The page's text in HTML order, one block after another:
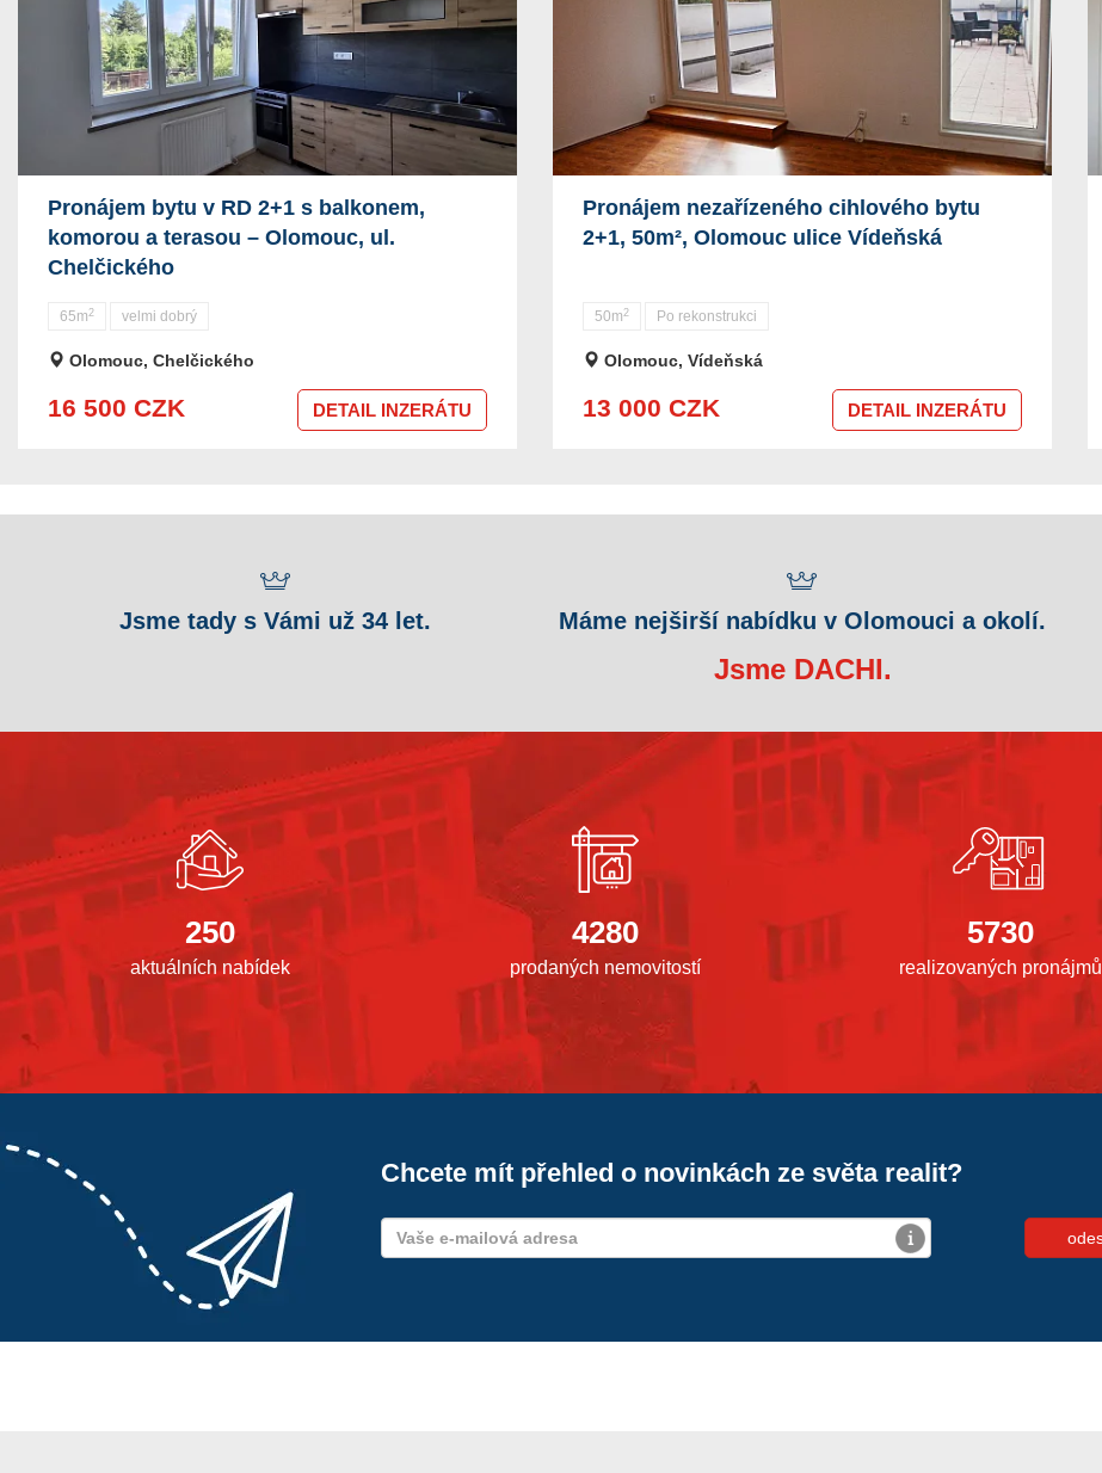
Pronájem bytu v RD 2+1 s balkonem,
komorou a terasou – Olomouc, ul.
Chelčického
65m 2 velmi dobrý
Olomouc, Chelčického
16 500 CZK DETAIL INZERÁTU
Pronájem nezařízeného cihlového bytu
2+1, 50m², Olomouc ulice Vídeňská
50m 2 Po rekonstrukci
Olomouc, Vídeňská
13 000 CZK DETAIL INZERÁTU
Jsme tady s Vámi už 34 let. Máme nejširší nabídku v Olomouci a okolí.
Jsme DACHI.
250
aktuálních nabídek
4280
prodaných nemovitostí
5730
realizovaných pronájmů
Chcete mít přehled o novinkách ze světa realit?